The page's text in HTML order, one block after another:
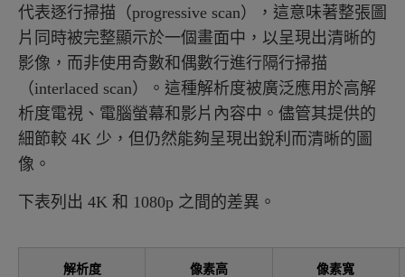
代表逐行掃描（progressive scan），這意味著整張圖
片同時被完整顯示於一個畫面中，以呈現出清晰的
影像，而非使用奇數和偶數行進行隔行掃描
（interlaced scan）。這種解析度被廣泛應用於高解
析度電視、電腦螢幕和影片內容中。儘管其提供的
細節較 4K 少，但仍然能夠呈現出銳利而清晰的圖
像。
下表列出 4K 和 1080p 之間的差異。
解析度 像素高 像素寬